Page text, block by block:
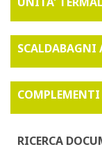
SCALDABAGNI
RICERCA